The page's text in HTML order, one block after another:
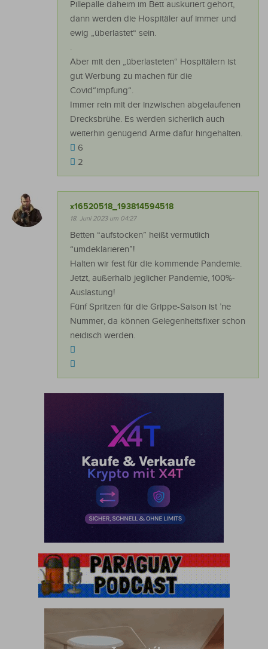
Pillepalle daheim im Bett auskuriert gehört,
dann werden die Hospitäler auf immer und
ewig „überlastet“ sein.
.
Aber mit den „überlasteten“ Hospitälern ist
gut Werbung zu machen für die
Covid“impfung“.
Immer rein mit der inzwischen abgelaufenen
Drecksbrühe. Es werden sicherlich auch
weiterhin genügend Arme dafür hingehalten.
6
2
x16520518_193814594518
18. Juni 2023 um 04:27
Betten “aufstocken” heißt vermutlich
“umdeklarieren”!
Halten wir fest für die kommende Pandemie.
Jetzt, außerhalb jeglicher Pandemie, 100%-
Auslastung!
Fünf Spritzen für die Grippe-Saison ist ’ne
Nummer, da können Gelegenheitsfixer schon
neidisch werden.